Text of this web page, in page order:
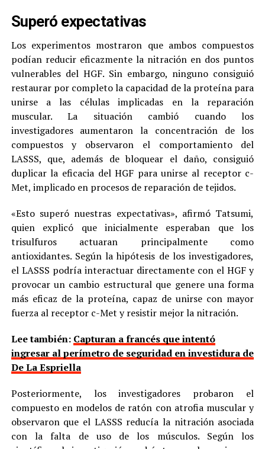
Superó expectativas
Los experimentos mostraron que ambos compuestos
podían reducir eficazmente la nitración en dos puntos
vulnerables del HGF. Sin embargo, ninguno consiguió
restaurar por completo la capacidad de la proteína para
unirse a las células implicadas en la reparación
muscular. La situación cambió cuando los
investigadores aumentaron la concentración de los
compuestos y observaron el comportamiento del
LASSS, que, además de bloquear el daño, consiguió
duplicar la eficacia del HGF para unirse al receptor c-
Met, implicado en procesos de reparación de tejidos.
«Esto superó nuestras expectativas», afirmó Tatsumi,
quien explicó que inicialmente esperaban que los
trisulfuros actuaran principalmente como
antioxidantes. Según la hipótesis de los investigadores,
el LASSS podría interactuar directamente con el HGF y
provocar un cambio estructural que genere una forma
más eficaz de la proteína, capaz de unirse con mayor
fuerza al receptor c-Met y resistir mejor la nitración.
Lee también: Capturan a francés que intentó
ingresar al perímetro de seguridad en investidura de
De La Espriella
Posteriormente, los investigadores probaron el
compuesto en modelos de ratón con atrofia muscular y
observaron que el LASSS reducía la nitración asociada
con la falta de uso de los músculos. Según los